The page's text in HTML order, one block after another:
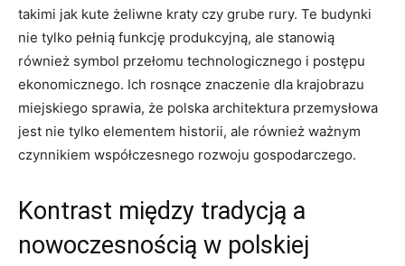
takimi jak kute żeliwne kraty czy grube rury. Te budynki
nie tylko pełnią funkcję produkcyjną, ale stanowią
również symbol przełomu technologicznego i postępu
ekonomicznego. Ich rosnące znaczenie dla krajobrazu
miejskiego sprawia, że polska architektura przemysłowa
jest nie tylko elementem historii, ale również ważnym
czynnikiem współczesnego rozwoju gospodarczego.
Kontrast między tradycją a
nowoczesnością w polskiej